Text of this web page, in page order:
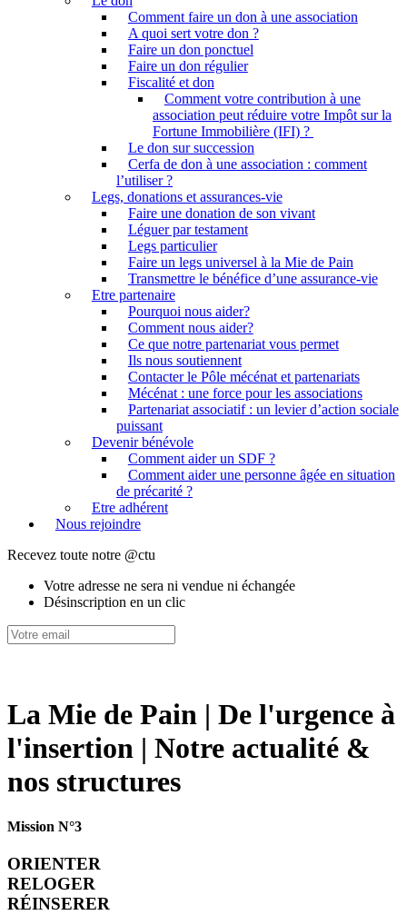
Comment faire un don à une association
A quoi sert votre don ?
Faire un don ponctuel
Faire un don régulier
Fiscalité et don
Comment votre contribution à une
association peut réduire votre Impôt sur la
Fortune Immobilière (IFI) ?
Le don sur succession
Cerfa de don à une association : comment
l’utiliser ?
Legs, donations et assurances-vie
Faire une donation de son vivant
Léguer par testament
Legs particulier
Faire un legs universel à la Mie de Pain
Transmettre le bénéfice d’une assurance-vie
Etre partenaire
Pourquoi nous aider?
Comment nous aider?
Ce que notre partenariat vous permet
Ils nous soutiennent
Contacter le Pôle mécénat et partenariats
Mécénat : une force pour les associations
Partenariat associatif : un levier d’action sociale
puissant
Devenir bénévole
Comment aider un SDF ?
Comment aider une personne âgée en situation
de précarité ?
Etre adhérent
Nous rejoindre
Recevez toute notre @ctu
Votre adresse ne sera ni vendue ni échangée
Désinscription en un clic
La Mie de Pain | De l'urgence à
l'insertion | Notre actualité &
nos structures
Mission N°3
ORIENTER
RELOGER
RÉINSERER